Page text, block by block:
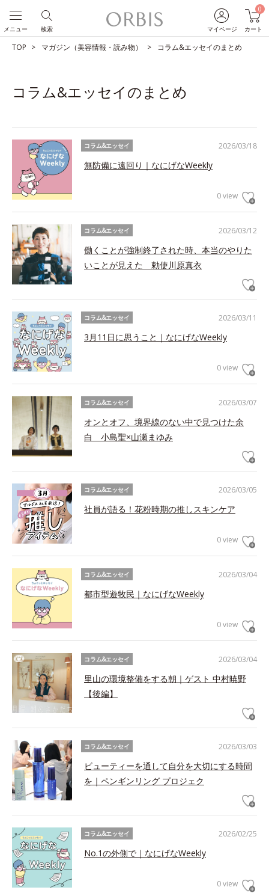
マイページ
0
カート
検索
メニュー
TOP マガジン（美容情報・読み物） コラム&エッセイのまとめ
コラム&エッセイのまとめ
2026/03/18
コラム&エッセイ
無防備に遠回り｜なにげなWeekly
0 view
2026/03/12
コラム&エッセイ
働くことが強制終了された時、本当のやりた
いことが見えた 勅使川原真衣
2026/03/11
コラム&エッセイ
3月11日に思うこと｜なにげなWeekly
0 view
2026/03/07
コラム&エッセイ
オンとオフ、境界線のない中で見つけた余
白 小島聖×山瀬まゆみ
2026/03/05
コラム&エッセイ
社員が語る！花粉時期の推しスキンケア
0 view
2026/03/04
コラム&エッセイ
都市型遊牧民｜なにげなWeekly
0 view
2026/03/04
コラム&エッセイ
里山の環境整備をする朝｜ゲスト 中村暁野
【後編】
2026/03/03
コラム&エッセイ
ビューティーを通して自分を大切にする時間
を｜ペンギンリング プロジェク
2026/02/25
コラム&エッセイ
No.1の外側で｜なにげなWeekly
0 view